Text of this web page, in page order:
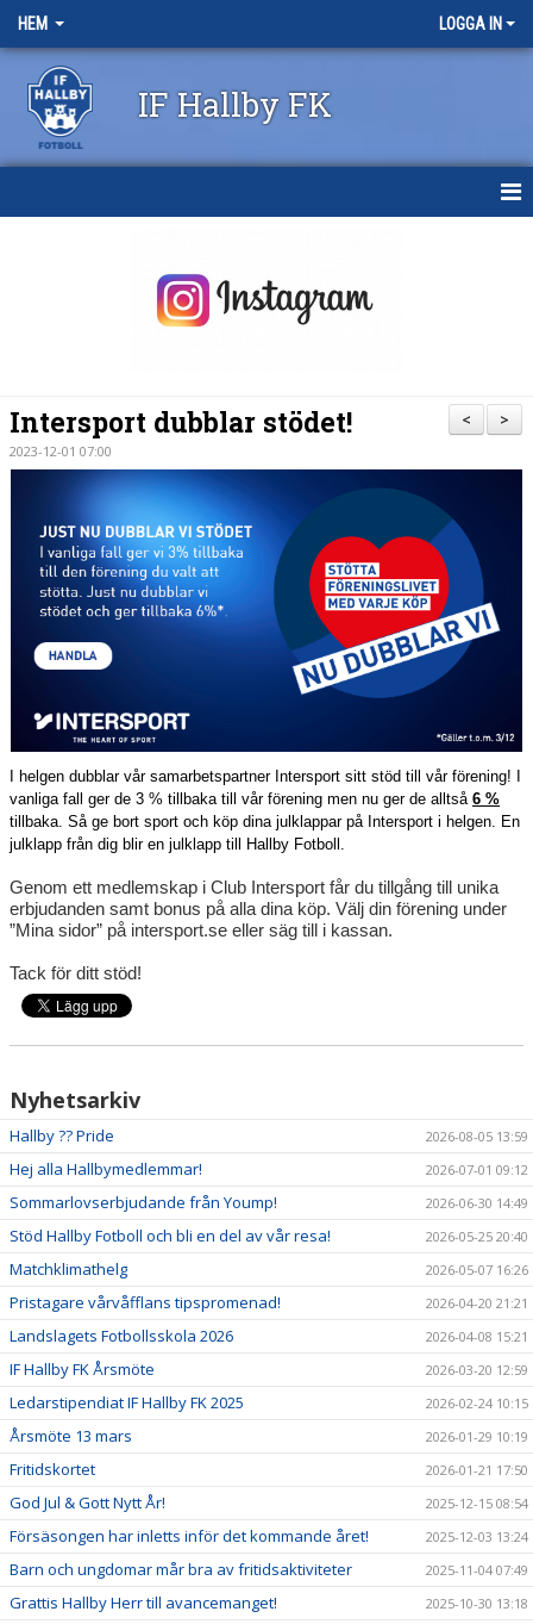
HEM LOGGA IN
IF Hallby FK
KALENDER
DOKUMENT
VÅRA LAG
MATCHER
>
<
Intersport dubblar stödet!
2023-12-01 07:00
I helgen dubblar vår samarbetspartner Intersport sitt stöd till vår förening! I
vanliga fall ger de 3 % tillbaka till vår förening men nu ger de alltså 6 %
tillbaka. Så ge bort sport och köp dina julklappar på Intersport i helgen. En
julklapp från dig blir en julklapp till Hallby Fotboll.
Genom ett medlemskap i Club Intersport får du tillgång till unika
erbjudanden samt bonus på alla dina köp. Välj din förening under
”Mina sidor” på intersport.se eller säg till i kassan.
Tack för ditt stöd!
Nyhetsarkiv
Hallby ?? Pride 2026-08-05 13:59
Hej alla Hallbymedlemmar! 2026-07-01 09:12
Sommarlovserbjudande från Yoump! 2026-06-30 14:49
Stöd Hallby Fotboll och bli en del av vår resa! 2026-05-25 20:40
Matchklimathelg 2026-05-07 16:26
Pristagare vårvåfflans tipspromenad! 2026-04-20 21:21
Landslagets Fotbollsskola 2026 2026-04-08 15:21
IF Hallby FK Årsmöte 2026-03-20 12:59
Ledarstipendiat IF Hallby FK 2025 2026-02-24 10:15
Årsmöte 13 mars 2026-01-29 10:19
Fritidskortet 2026-01-21 17:50
God Jul & Gott Nytt År! 2025-12-15 08:54
Försäsongen har inletts inför det kommande året! 2025-12-03 13:24
Barn och ungdomar mår bra av fritidsaktiviteter 2025-11-04 07:49
Grattis Hallby Herr till avancemanget! 2025-10-30 13:18